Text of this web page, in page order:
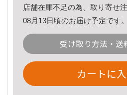
店舗在庫不足の為、取り寄せ
08月13日頃のお届け予定です。
受け取り方法・送
カートに